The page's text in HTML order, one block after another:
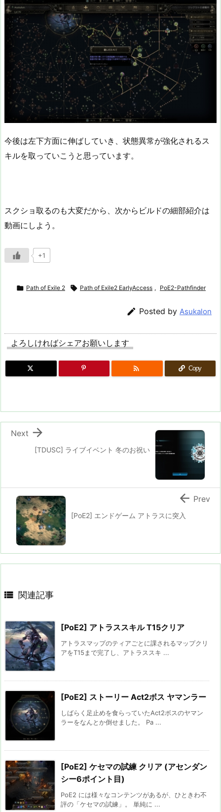
今後は左下方面に伸ばしていき、状態異常が強化されるス
キルを取っていこうと思っています。
スクショ取るのも大変だから、次からビルドの細部紹介は
動画にしよう。
+1
 Path of Exile 2  Path of Exile2 EarlyAccess , PoE2-Pathfinder
 Posted by Asukalon
よろしければシェアお願いします
 Copy
[TDUSC] ライブイベント 冬のお祝い

Next
[PoE2] エンドゲーム アトラスに突入
 Prev
 関連記事
[PoE2] アトラススキル T15クリア
アトラスマップのティアごとに課されるマップクリ
アをT15まで完了し、アトラススキ ...
[PoE2] ストーリー Act2ボス ヤマンラー
しばらく足止めを食らっていたAct2ボスのヤマン
ラーをなんとか倒せました。 Pa ...
[PoE2] ケセマの試練 クリア (アセンダン
シー6ポイント目)
PoE2 には様々なコンテンツがあるが、ひときわ不
評の「ケセマの試練」。 単純に ...